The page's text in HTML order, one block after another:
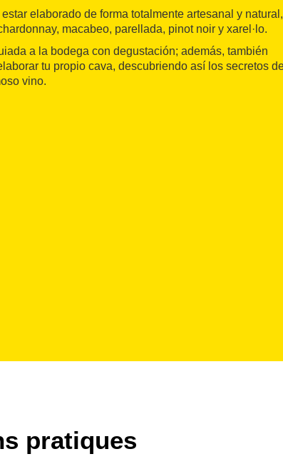
elaborado de forma totalmente artesanal y natural,
macabeo, parellada, pinot noir y xarel·lo.
a la bodega con degustación; además, también
tu propio cava, descubriendo así los secretos
vino.
pratiques